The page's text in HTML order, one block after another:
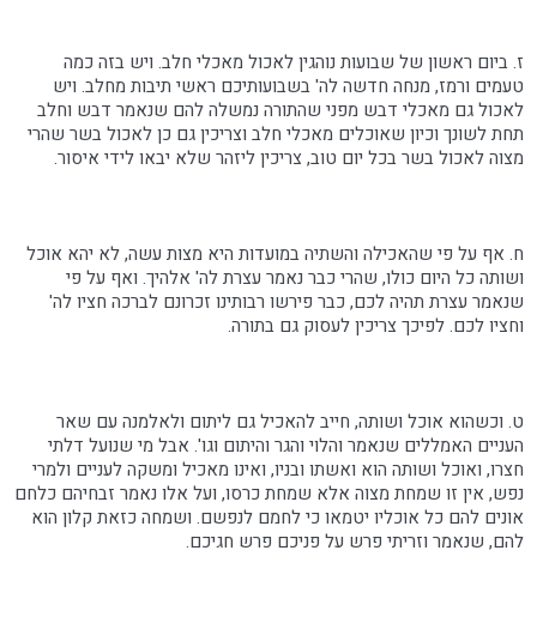
ז. ביום ראשון של שבועות נוהגין לאכול מאכלי חלב. ויש בזה כמה
טעמים ורמז, מנחה חדשה לה' בשבועותיכם ראשי תיבות מחלב. ויש
לאכול גם מאכלי דבש מפני שהתורה נמשלה להם שנאמר דבש וחלב
תחת לשונך וכיון שאוכלים מאכלי חלב וצריכין גם כן לאכול בשר שהרי
מצוה לאכול בשר בכל יום טוב, צריכין ליזהר שלא יבאו לידי איסור.
ח. אף על פי שהאכילה והשתיה במועדות היא מצות עשה, לא יהא אוכל
ושותה כל היום כולו, שהרי כבר נאמר עצרת לה' אלהיך. ואף על פי
שנאמר עצרת תהיה לכם, כבר פירשו רבותינו זכרונם לברכה חציו לה'
וחציו לכם. לפיכך צריכין לעסוק גם בתורה.
ט. וכשהוא אוכל ושותה, חייב להאכיל גם ליתום ולאלמנה עם שאר
העניים האמללים שנאמר והלוי והגר והיתום וגו'. אבל מי שנועל דלתי
חצרו, ואוכל ושותה הוא ואשתו ובניו, ואינו מאכיל ומשקה לעניים ולמרי
נפש, אין זו שמחת מצוה אלא שמחת כרסו, ועל אלו נאמר זבחיהם כלחם
אונים להם כל אוכליו יטמאו כי לחמם לנפשם. ושמחה כזאת קלון הוא
להם, שנאמר וזריתי פרש על פניכם פרש חגיכם.